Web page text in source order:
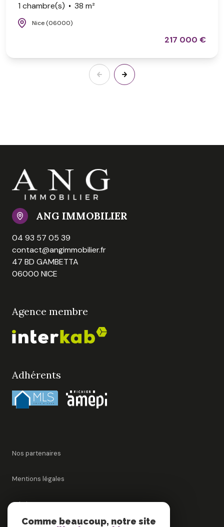
1 chambre(s)
38 m²
Nice (06000)
217 000 €
ANG IMMOBILIER
04 93 57 05 39
contact@angimmobilier.fr
47 BD GAMBETTA
06000 NICE
Agence membre
Adhérents
Nos partenaires
Mentions légales
Admin
Comme beaucoup, notre site